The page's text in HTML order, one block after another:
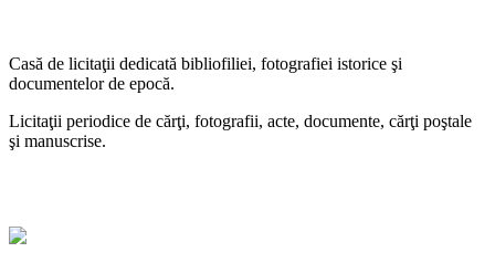
Casă de licitaţii dedicată bibliofiliei, fotografiei istorice şi
documentelor de epocă.
Licitaţii periodice de cărţi, fotografii, acte, documente, cărţi poştale
şi manuscrise.